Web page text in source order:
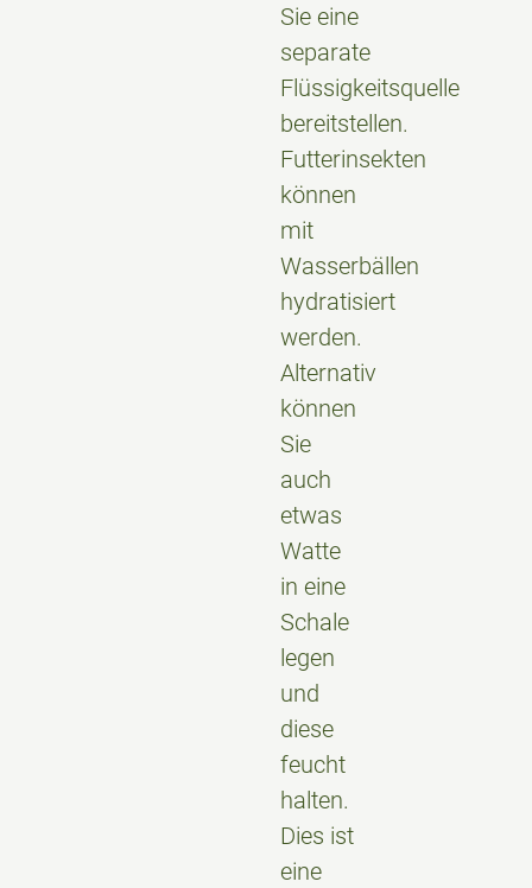
Sie eine
separate
Flüssigkeitsquelle
bereitstellen.
Futterinsekten
können
mit
Wasserbällen
hydratisiert
werden.
Alternativ
können
Sie
auch
etwas
Watte
in eine
Schale
legen
und
diese
feucht
halten.
Dies ist
eine